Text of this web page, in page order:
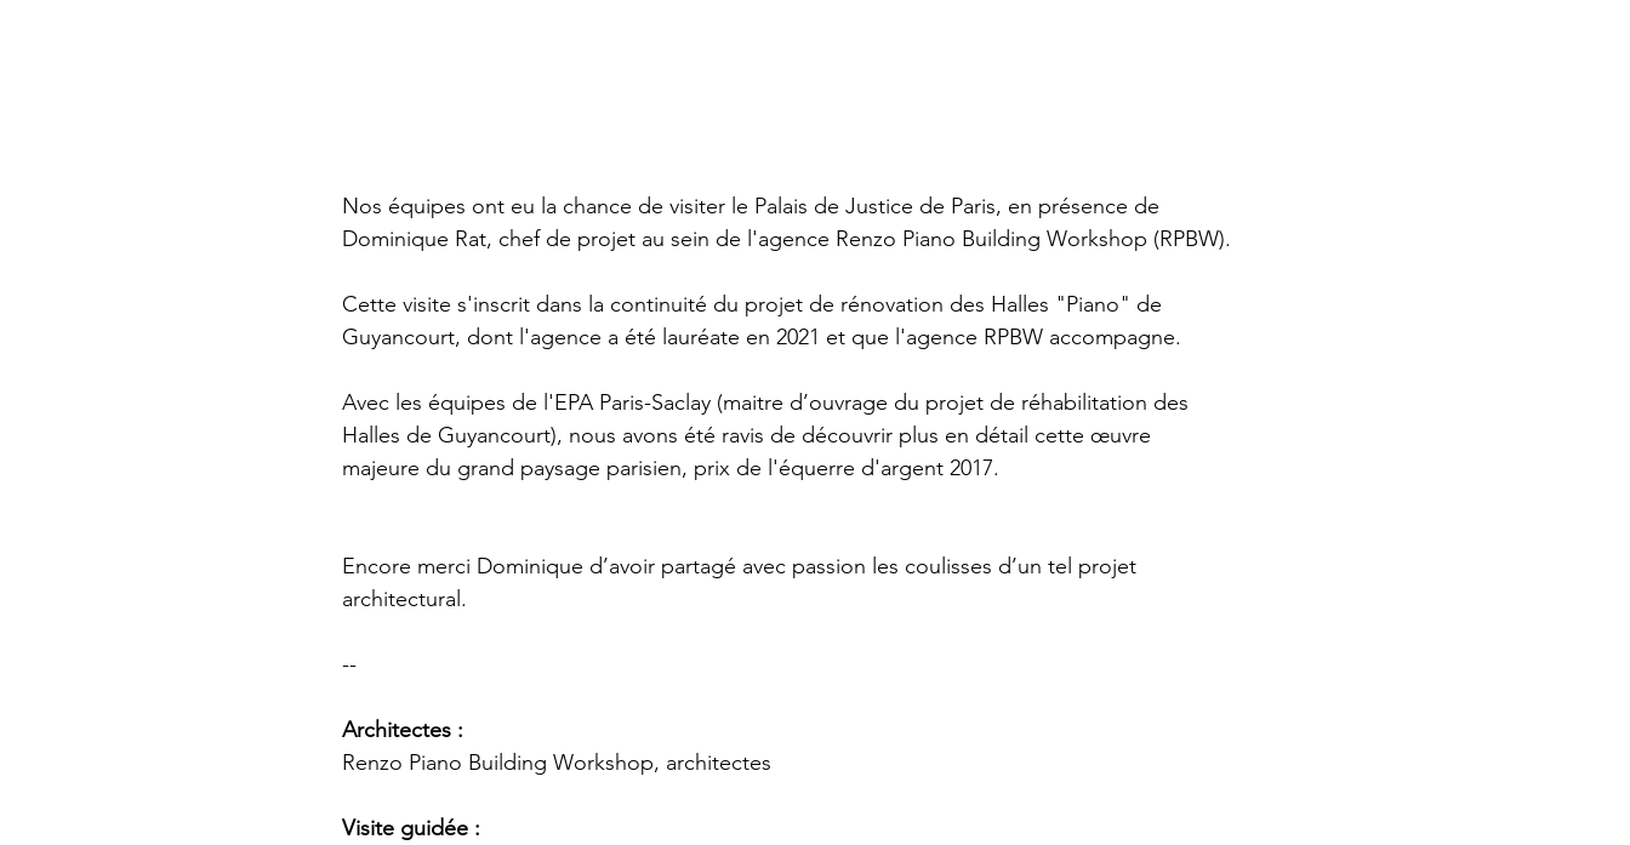
Nos équipes ont eu la chance de visiter le Palais de Justice de Paris, en présence de
Dominique Rat, chef de projet au sein de l'agence Renzo Piano Building Workshop (RPBW).
Cette visite s'inscrit dans la continuité du projet de rénovation des Halles "Piano" de
Guyancourt, dont l'agence a été lauréate en 2021 et que l'agence RPBW accompagne.
Avec les équipes de l'EPA Paris-Saclay (maitre d’ouvrage du projet de réhabilitation des
Halles de Guyancourt), nous avons été ravis de découvrir plus en détail cette œuvre
majeure du grand paysage parisien, prix de l'équerre d'argent 2017.
Encore merci Dominique d’avoir partagé avec passion les coulisses d’un tel projet
architectural.
--
Architectes :
Renzo Piano Building Workshop, architectes
Visite guidée :